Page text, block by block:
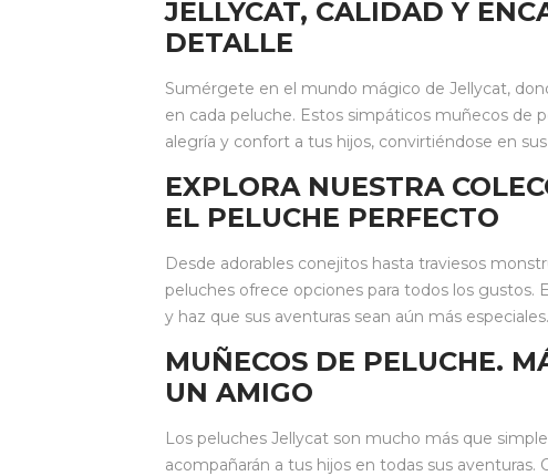
JELLYCAT, CALIDAD Y
DETALLE
Sumérgete en el mundo mágico de Jellycat,
en cada peluche. Estos simpáticos muñecos de
alegría y confort a tus hijos, convirtiéndose en
EXPLORA NUESTRA
EL PELUCHE PERFECTO
Desde adorables conejitos hasta traviesos
peluches ofrece opciones para todos los gustos.
y haz que sus aventuras sean aún más especiales.
MUÑECOS DE PELUCHE.
UN AMIGO
Los peluches Jellycat son mucho más que
acompañarán a tus hijos en todas sus